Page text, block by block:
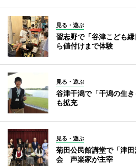
見る・遊ぶ
習志野で「谷津こども
ら値付けまで体験
見る・遊ぶ
谷津干潟で「干潟の生
も拡充
見る・遊ぶ
菊田公民館講堂で「津
会 声楽家が主宰